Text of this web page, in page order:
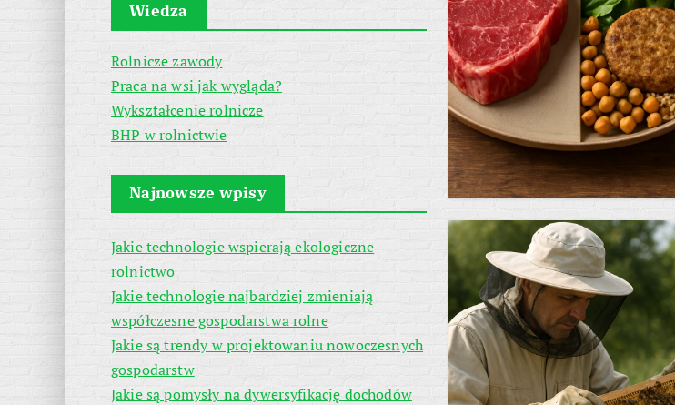
Wiedza
Rolnicze zawody
Praca na wsi jak wygląda?
Wykształcenie rolnicze
BHP w rolnictwie
Najnowsze wpisy
Jakie technologie wspierają ekologiczne
rolnictwo
Jakie technologie najbardziej zmieniają
współczesne gospodarstwa rolne
Jakie są trendy w projektowaniu nowoczesnych
gospodarstw
Jakie są pomysły na dywersyfikację dochodów